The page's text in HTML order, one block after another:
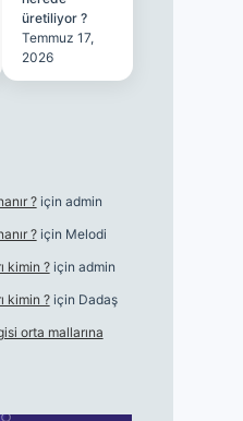
üretiliyor ?
Temmuz 17,
2026
?için admin
?için Melodi
kimin ?için admin
kimin ?için Dadaş
orta mallarına